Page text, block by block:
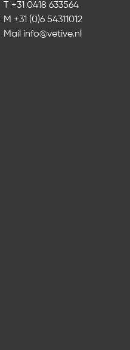
T +31 0418 633564
M +31 (0)6 54311012
Mail info@vetive.nl